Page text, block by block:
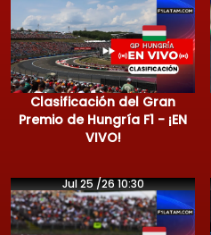
Clasificación del Gran
Premio de Hungría F1 - ¡EN
VIVO!
Jul 25 /26 10:30